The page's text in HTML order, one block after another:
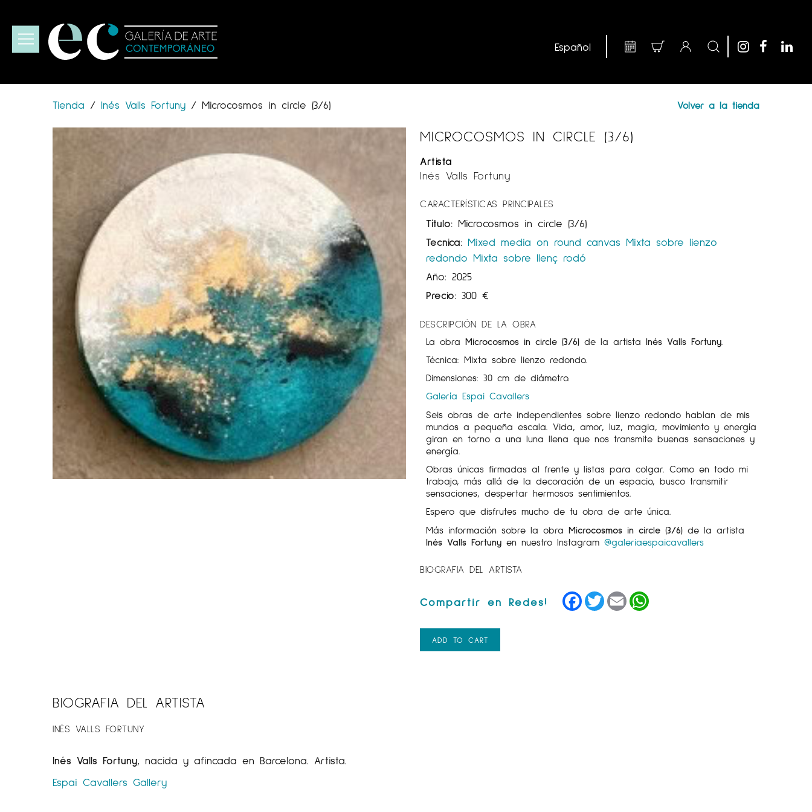
Tienda / Inés Valls Fortuny / Microcosmos in circle (3/6) Volver a la tienda
MICROCOSMOS IN CIRCLE (3/6)
Artista
Inés Valls Fortuny
CARACTERÍSTICAS PRINCIPALES
Título: Microcosmos in circle (3/6)
Tecnica: Mixed media on round canvas Mixta sobre lienzo
redondo Mixta sobre llenç rodó
Año: 2025
Precio: 300€
DESCRIPCIÓN DE LA OBRA
La obraMicrocosmos in circle (3/6) de la artista Inés Valls Fortuny.
Técnica: Mixta sobre lienzo redondo.
Dimensiones: 30 cm de diámetro.
Galería Espai Cavallers
Seis obras de arte independientes sobre lienzo redondo hablan de mis
mundos a pequeña escala. Vida, amor, luz, magia, movimiento y energía
giran en torno a una luna llena que nos transmite buenas sensaciones y
energía.
Obras únicas firmadas al frente y listas para colgar. Como en todo mi
trabajo, más allá de la decoración de un espacio, busco transmitir
sensaciones, despertar hermosos sentimientos.
Espero que disfrutes mucho de tu obra de arte única.
Más información sobre la obraMicrocosmos in circle (3/6) de la artista
Inés Valls Fortuny en nuestro Instagram@galeriaespaicavallers
BIOGRAFIA DEL ARTISTA
Facebook
TwitterEmail
ADD TO CART
BIOGRAFIA DEL ARTISTA
INÉS VALLS FORTUNY
Inés Valls Fortuny, nacida y afincada en Barcelona. Artista.
Espai Cavallers Gallery